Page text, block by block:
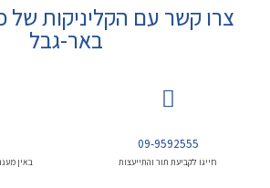
צרו קשר עם הקליניקות של
באר-גבל
09-9592555
חייגו לקביעת תור והתייעצות באין